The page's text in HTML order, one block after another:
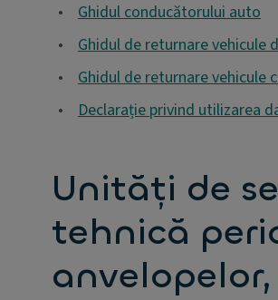
•
Ghidul conducătorului auto
•
Ghidul de returnare vehicule
•
Ghidul de returnare vehicule
•
Declarație privind utilizarea
Unități de
tehnică